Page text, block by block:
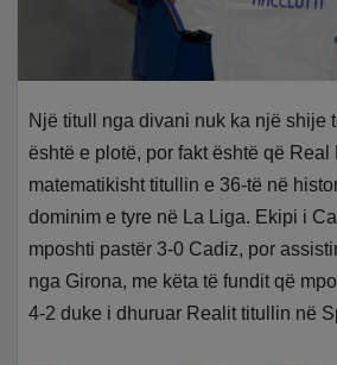
Një titull nga divani nuk ka një shije
është e plotë, por fakt është që Real
matematikisht titullin e 36-të në
dominim e tyre në La Liga. Ekipi i
mposhti pastër 3-0 Cadiz, por
nga Girona, me këta të fundit që
4-2 duke i dhuruar Realit titullin në